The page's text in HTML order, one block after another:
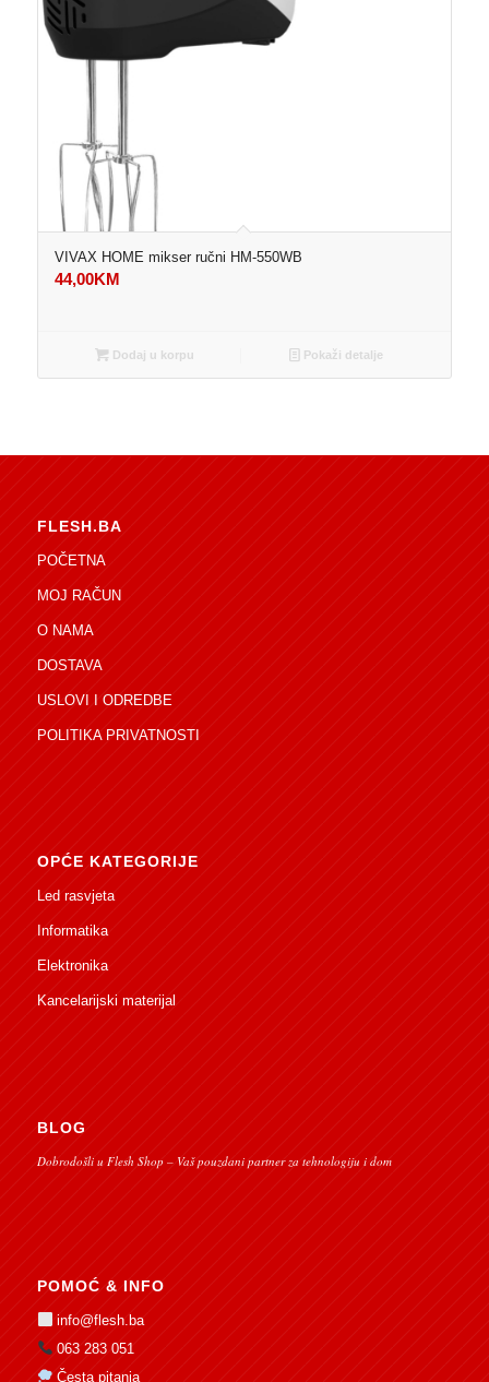
VIVAX HOME mikser ručni HM-550WB
44,00KM
Dodaj u korpu Pokaži detalje
FLESH.BA
POČETNA
MOJ RAČUN
O NAMA
DOSTAVA
USLOVI I ODREDBE
POLITIKA PRIVATNOSTI
OPĆE KATEGORIJE
Led rasvjeta
Informatika
Elektronika
Kancelarijski materijal
BLOG
Dobrodošli u Flesh Shop – Vaš pouzdani partner za tehnologiju i dom
POMOĆ & INFO
info@flesh.ba
063 283 051
Česta pitanja